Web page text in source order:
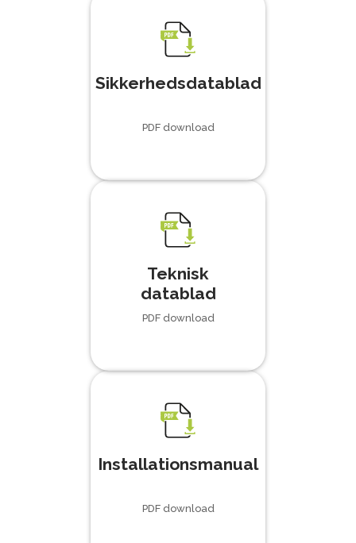
Sikkerhedsdatablad
PDF download
Teknisk
datablad
PDF download
Installationsmanual
PDF download